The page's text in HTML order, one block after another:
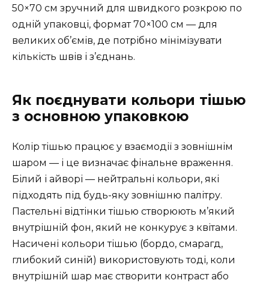
50×70 см зручний для швидкого розкрою по
одній упаковці, формат 70×100 см — для
великих об’ємів, де потрібно мінімізувати
кількість швів і з’єднань.
Як поєднувати кольори тішью
з основною упаковкою
Колір тішью працює у взаємодії з зовнішнім
шаром — і це визначає фінальне враження.
Білий і айворі — нейтральні кольори, які
підходять під будь-яку зовнішню палітру.
Пастельні відтінки тішью створюють м’який
внутрішній фон, який не конкурує з квітами.
Насичені кольори тішью (бордо, смарагд,
глибокий синій) використовують тоді, коли
внутрішній шар має створити контраст або